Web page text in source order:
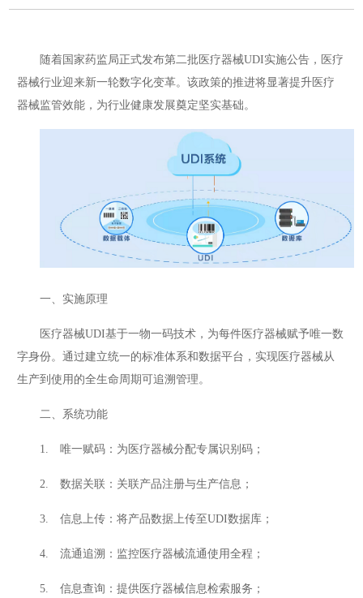
随着国家药监局正式发布第二批医疗器械UDI实施公告，医疗
器械行业迎来新一轮数字化变革。该政策的推进将显著提升医疗
器械监管效能，为行业健康发展奠定坚实基础。
一、实施原理
医疗器械UDI基于一物一码技术，为每件医疗器械赋予唯一数
字身份。通过建立统一的标准体系和数据平台，实现医疗器械从
生产到使用的全生命周期可追溯管理。
二、系统功能
1. 唯一赋码：为医疗器械分配专属识别码；
2. 数据关联：关联产品注册与生产信息；
3. 信息上传：将产品数据上传至UDI数据库；
4. 流通追溯：监控医疗器械流通使用全程；
5. 信息查询：提供医疗器械信息检索服务；